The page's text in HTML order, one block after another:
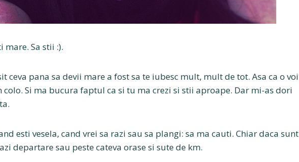
mare. Sa stii :).
ceva pana sa devii mare a fost sa te iubesc mult, mult de tot. Asa ca o voi
colo. Si ma bucura faptul ca si tu ma crezi si stii aproape. Dar mi-as dori
esti vesela, cand vrei sa razi sau sa plangi: sa ma cauti. Chiar daca sunt
departare sau peste cateva orase si sute de km.